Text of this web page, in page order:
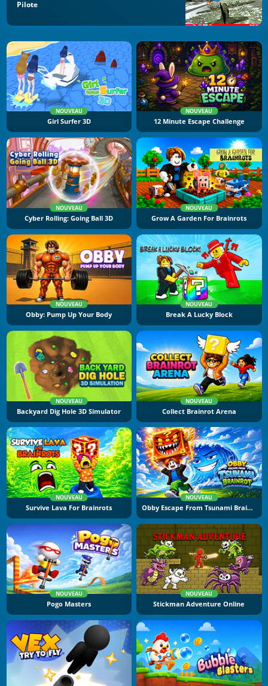
Pilote
NOUVEAU
Girl Surfer 3D
NOUVEAU
12 Minute Escape Challenge
NOUVEAU
Cyber Rolling: Going Ball 3D
NOUVEAU
Grow A Garden For Brainrots
NOUVEAU
Obby: Pump Up Your Body
NOUVEAU
Break A Lucky Block
NOUVEAU
Backyard Dig Hole 3D Simulator
NOUVEAU
Collect Brainrot Arena
NOUVEAU
Survive Lava For Brainrots
NOUVEAU
Obby Escape From Tsunami Brainrot
NOUVEAU
Pogo Masters
NOUVEAU
Stickman Adventure Online